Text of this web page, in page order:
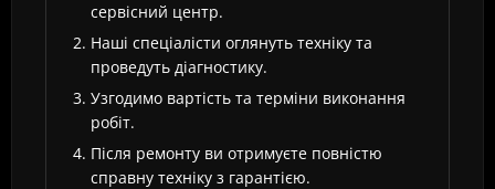
сервісний центр.
Наші спеціалісти оглянуть техніку та
проведуть діагностику.
Узгодимо вартість та терміни виконання
робіт.
Після ремонту ви отримуєте повністю
справну техніку з гарантією.